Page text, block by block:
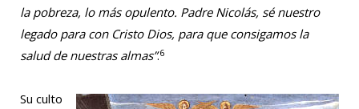
la pobreza, lo más opulento. Padre Nicolás, sé nuestro
legado para con Cristo Dios, para que consigamos la
salud de nuestras almas”.6
Su culto